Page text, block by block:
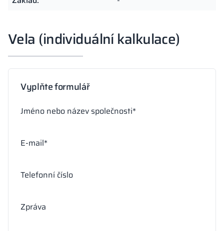
Vela (individuální kalkulace)
Vyplňte formulář
Jméno nebo název společnosti*
E-mail*
Telefonní číslo
Zpráva